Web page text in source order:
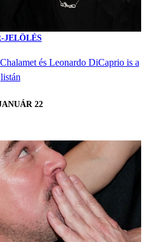
JELÖLÉS
és Leonardo DiCaprio is a
listán
22